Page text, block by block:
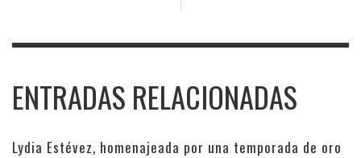
ENTRADAS RELACIONADAS
Lydia Estévez, homenajeada por una temporada de oro